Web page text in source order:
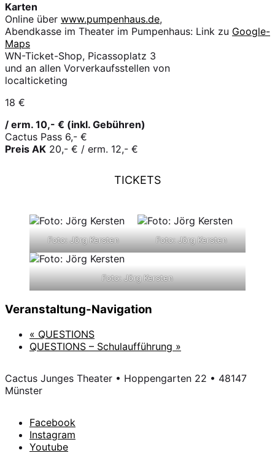
Karten
Online über www.pumpenhaus.de,
Abendkasse im Theater im Pumpenhaus: Link zu Google-
Maps
WN-Ticket-Shop, Picassoplatz 3
und an allen Vorverkaufsstellen von
localticketing
18 €
/ erm. 10,- € (inkl. Gebühren)
Cactus Pass 6,- €
Preis AK 20,- € / erm. 12,- €
TICKETS
Foto: Jörg Kersten Foto: Jörg Kersten
Foto: Jörg Kersten
Veranstaltung-Navigation
« QUESTIONS
QUESTIONS – Schulaufführung »
Cactus Junges Theater • Hoppengarten 22 • 48147
Münster
Facebook
Instagram
Youtube